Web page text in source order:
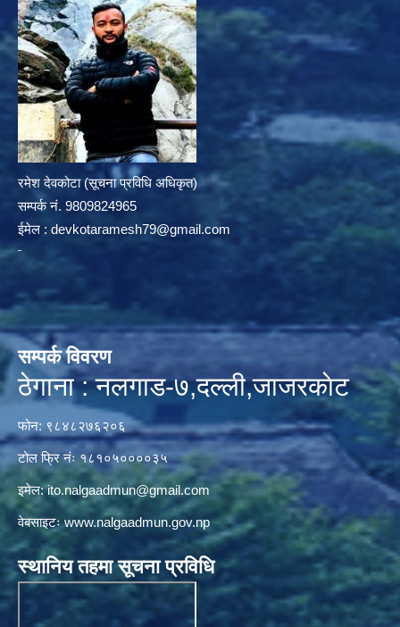
रमेश देवकोटा (सूचना प्रविधि अधिकृत)
सम्पर्क न‌ं. 9809824965
ईमेल : devkotaramesh79@gmail.com
सम्पर्क विवरण
ठेगाना : नलगाड-७,दल्ली,जाजरकाेट
फोन: ९८४८२७६२०६
टोल फ्रि नंः १८१०५००००३५
इमेल:ito.nalgaadmun@gmail.com
वेबसाइटःwww.nalgaadmun.gov.np
स्थानिय तहमा सूचना प्रविधि